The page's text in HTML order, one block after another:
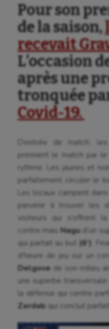
Pour son
de la saison,
recevait
L’occasion
après une
tronquée
Covid-19.
D’entrée de match,
prennent le match par
rythme. Les jaunes et
parfaitement circuler le
Les locaux campent
parvenir à trouver les
visiteurs qui s’offrent
contre maisNagu d’un
qui partait au but (6’)
.
d’heure de jeu sur un
Delgove de son milieu
une superbe transversale
la défense qui centre
Zerdab qui conclut